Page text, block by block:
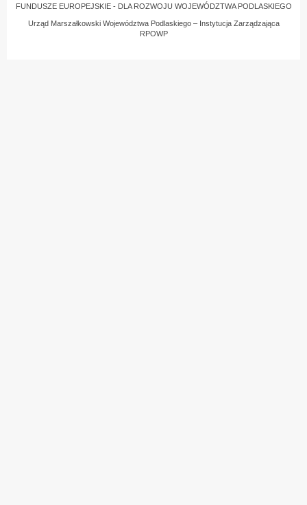
FUNDUSZE EUROPEJSKIE - DLA ROZWOJU WOJEWÓDZTWA PODLASKIEGO
Urząd Marszałkowski Województwa Podlaskiego – Instytucja Zarządzająca
RPOWP